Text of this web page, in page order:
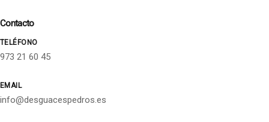
Contacto
TELÉFONO
973 21 60 45
EMAIL
info@desguacespedros.es